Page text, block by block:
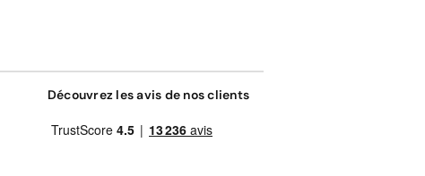
Découvrez les avis de nos clients